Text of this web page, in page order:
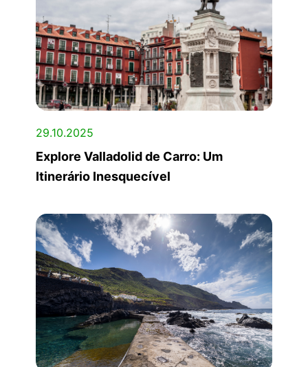
29.10.2025
Explore Valladolid de Carro: Um
Itinerário Inesquecível